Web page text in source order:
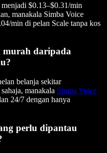
$0.13–$0.31/min
manakala Simba Voice
min di pelan Scale tanpa kos
murah daripada
belanja sekitar
manakala Simba Voice
24/7 dengan hanya
perlu dipantau